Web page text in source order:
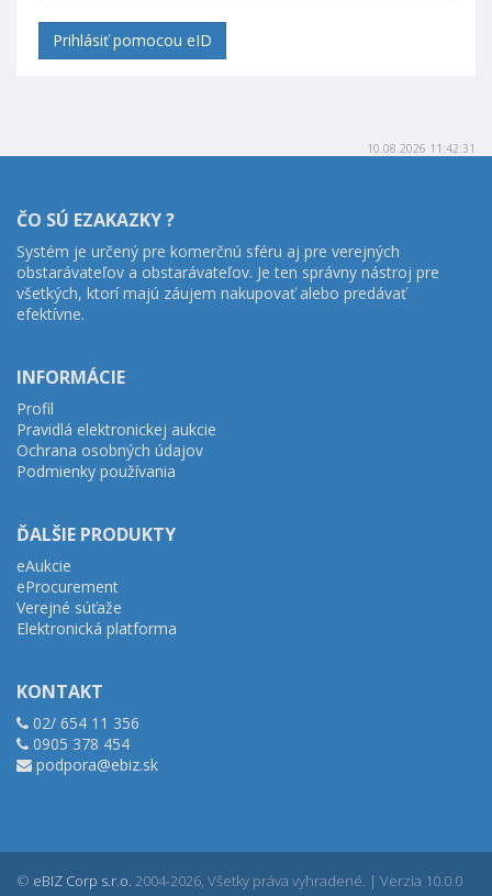
Prihlásiť pomocou eID
10.08.2026 11:42:31
ČO SÚ EZAKAZKY ?
Systém je určený pre komerčnú sféru aj pre verejných
obstarávateľov a obstarávateľov. Je ten správny nástroj pre
všetkých, ktorí majú záujem nakupovať alebo predávať
efektívne.
INFORMÁCIE
Profil
Pravidlá elektronickej aukcie
Ochrana osobných údajov
Podmienky používania
ĎALŠIE PRODUKTY
eAukcie
eProcurement
Verejné súťaže
Elektronická platforma
KONTAKT
02/ 654 11 356
0905 378 454
podpora@ebiz.sk
© eBIZ Corp s.r.o. 2004-2026, Všetky práva vyhradené. | Verzia 10.0.0